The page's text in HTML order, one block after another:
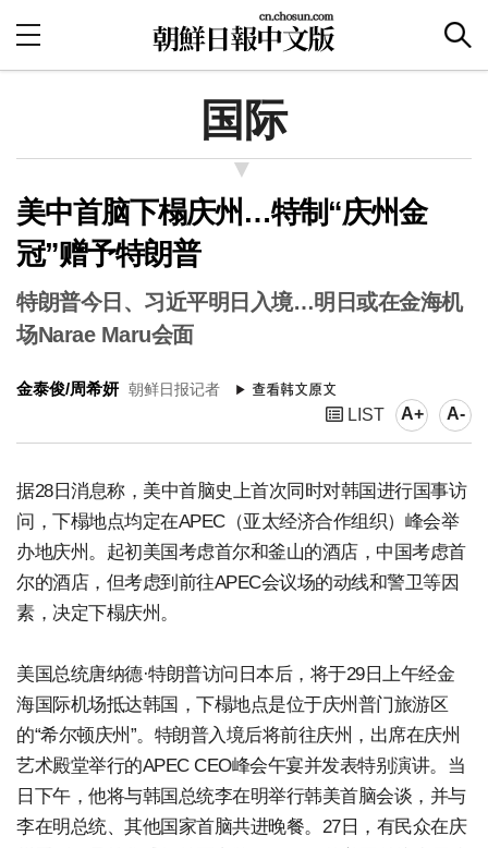
国际
美中首脑下榻庆州…特制“庆州金
冠”赠予特朗普
特朗普今日、习近平明日入境…明日或在金海机
场Narae Maru会面
金泰俊/周希妍 朝鲜日报记者
LIST A+ A-
据28日消息称，美中首脑史上首次同时对韩国进行国事访
问，下榻地点均定在APEC（亚太经济合作组织）峰会举
办地庆州。起初美国考虑首尔和釜山的酒店，中国考虑首
尔的酒店，但考虑到前往APEC会议场的动线和警卫等因
素，决定下榻庆州。
美国总统唐纳德·特朗普访问日本后，将于29日上午经金
海国际机场抵达韩国，下榻地点是位于庆州普门旅游区
的“希尔顿庆州”。特朗普入境后将前往庆州，出席在庆州
艺术殿堂举行的APEC CEO峰会午宴并发表特别演讲。当
日下午，他将与韩国总统李在明举行韩美首脑会谈，并与
李在明总统、其他国家首脑共进晚餐。27日，有民众在庆